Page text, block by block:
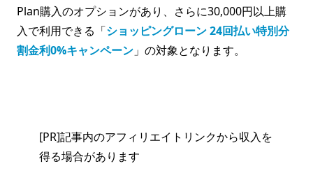
Plan購入のオプションがあり、さらに30,000円以上購
入で利用できる「ショッピングローン 24回払い特別分
割金利0%キャンペーン 」の対象となります。
[PR]記事内のアフィリエイトリンクから収入を
得る場合があります